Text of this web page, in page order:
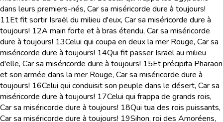
dans leurs premiers-nés, Car sa miséricorde dure à toujours!
11Et fit sortir Israël du milieu d'eux, Car sa miséricorde dure à
toujours! 12A main forte et à bras étendu, Car sa miséricorde
dure à toujours! 13Celui qui coupa en deux la mer Rouge, Car sa
miséricorde dure à toujours! 14Qui fit passer Israël au milieu
d'elle, Car sa miséricorde dure à toujours! 15Et précipita Pharaon
et son armée dans la mer Rouge, Car sa miséricorde dure à
toujours! 16Celui qui conduisit son peuple dans le désert, Car sa
miséricorde dure à toujours! 17Celui qui frappa de grands rois,
Car sa miséricorde dure à toujours! 18Qui tua des rois puissants,
Car sa miséricorde dure à toujours! 19Sihon, roi des Amoréens,